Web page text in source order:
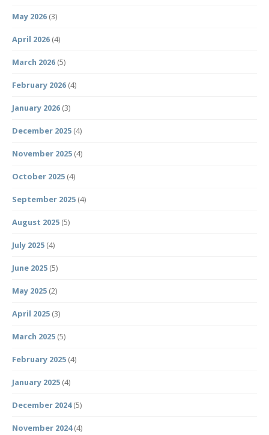
May 2026 (3)
April 2026 (4)
March 2026 (5)
February 2026 (4)
January 2026 (3)
December 2025 (4)
November 2025 (4)
October 2025 (4)
September 2025 (4)
August 2025 (5)
July 2025 (4)
June 2025 (5)
May 2025 (2)
April 2025 (3)
March 2025 (5)
February 2025 (4)
January 2025 (4)
December 2024(5)
November 2024(4)